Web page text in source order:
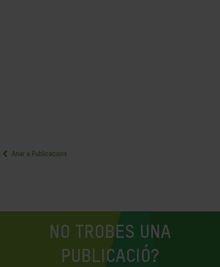
Anar a Publicacions
NO TROBES UNA
PUBLICACIÓ?